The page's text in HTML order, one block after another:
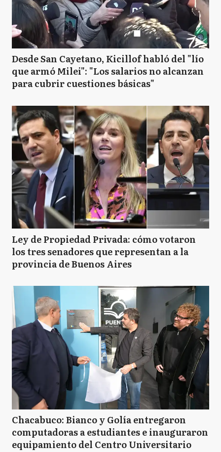
Desde San Cayetano, Kicillof habló del "lío
que armó Milei": "Los salarios no alcanzan
para cubrir cuestiones básicas"
Ley de Propiedad Privada: cómo votaron
los tres senadores que representan a la
provincia de Buenos Aires
Chacabuco: Bianco y Golía entregaron
computadoras a estudiantes e inauguraron
equipamiento del Centro Universitario